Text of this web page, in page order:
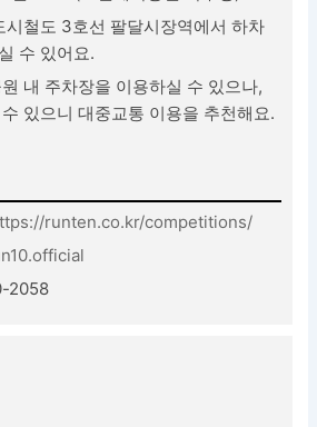
시철도 3호선 팔달시장역에서 하차
수 있어요.
내 주차장을 이용하실 수 있으나,
있으니 대중교통 이용을 추천해요.
runten.co.kr/competitions/
2058